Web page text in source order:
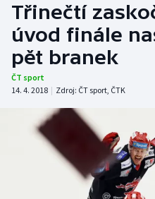
Hokej
Tenis
Atletika
Cyklistika
DALŠÍ SPORTY
Americký fotbal
NEPŘEHLÉDNĚTE
Třinečtí
úvod finále
pět branek
ČT sport
14. 4. 2018 | Zdroj: ČT sport, ČTK